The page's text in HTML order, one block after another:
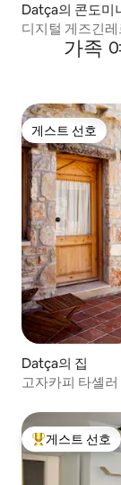
Datça의 콘도미
디지털 게즈긴
가족
게스트 선호
게스트 선호
Datça의 집
고자카피 타셸
상위 게스트 선
게스트 선호